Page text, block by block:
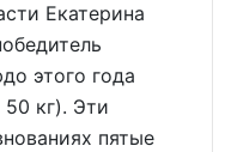
Екатерина
этого года
кг). Эти
пятые